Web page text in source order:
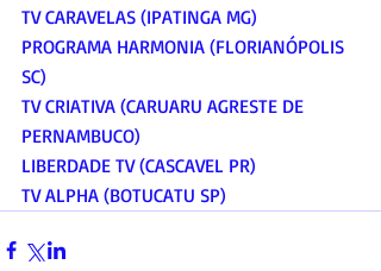
TV CARAVELAS (IPATINGA MG)
PROGRAMA HARMONIA (FLORIANÓPOLIS
SC)
TV CRIATIVA (CARUARU AGRESTE DE
PERNAMBUCO)
LIBERDADE TV (CASCAVEL PR)
TV ALPHA (BOTUCATU SP)